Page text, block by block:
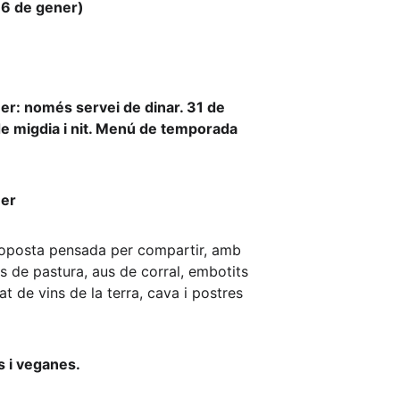
de gener)
només servei de dinar. 31 de
migdia i nit. Menú de temporada
pensada per compartir, amb
de pastura, aus de corral, embotits
de vins de la terra, cava i postres
i veganes.